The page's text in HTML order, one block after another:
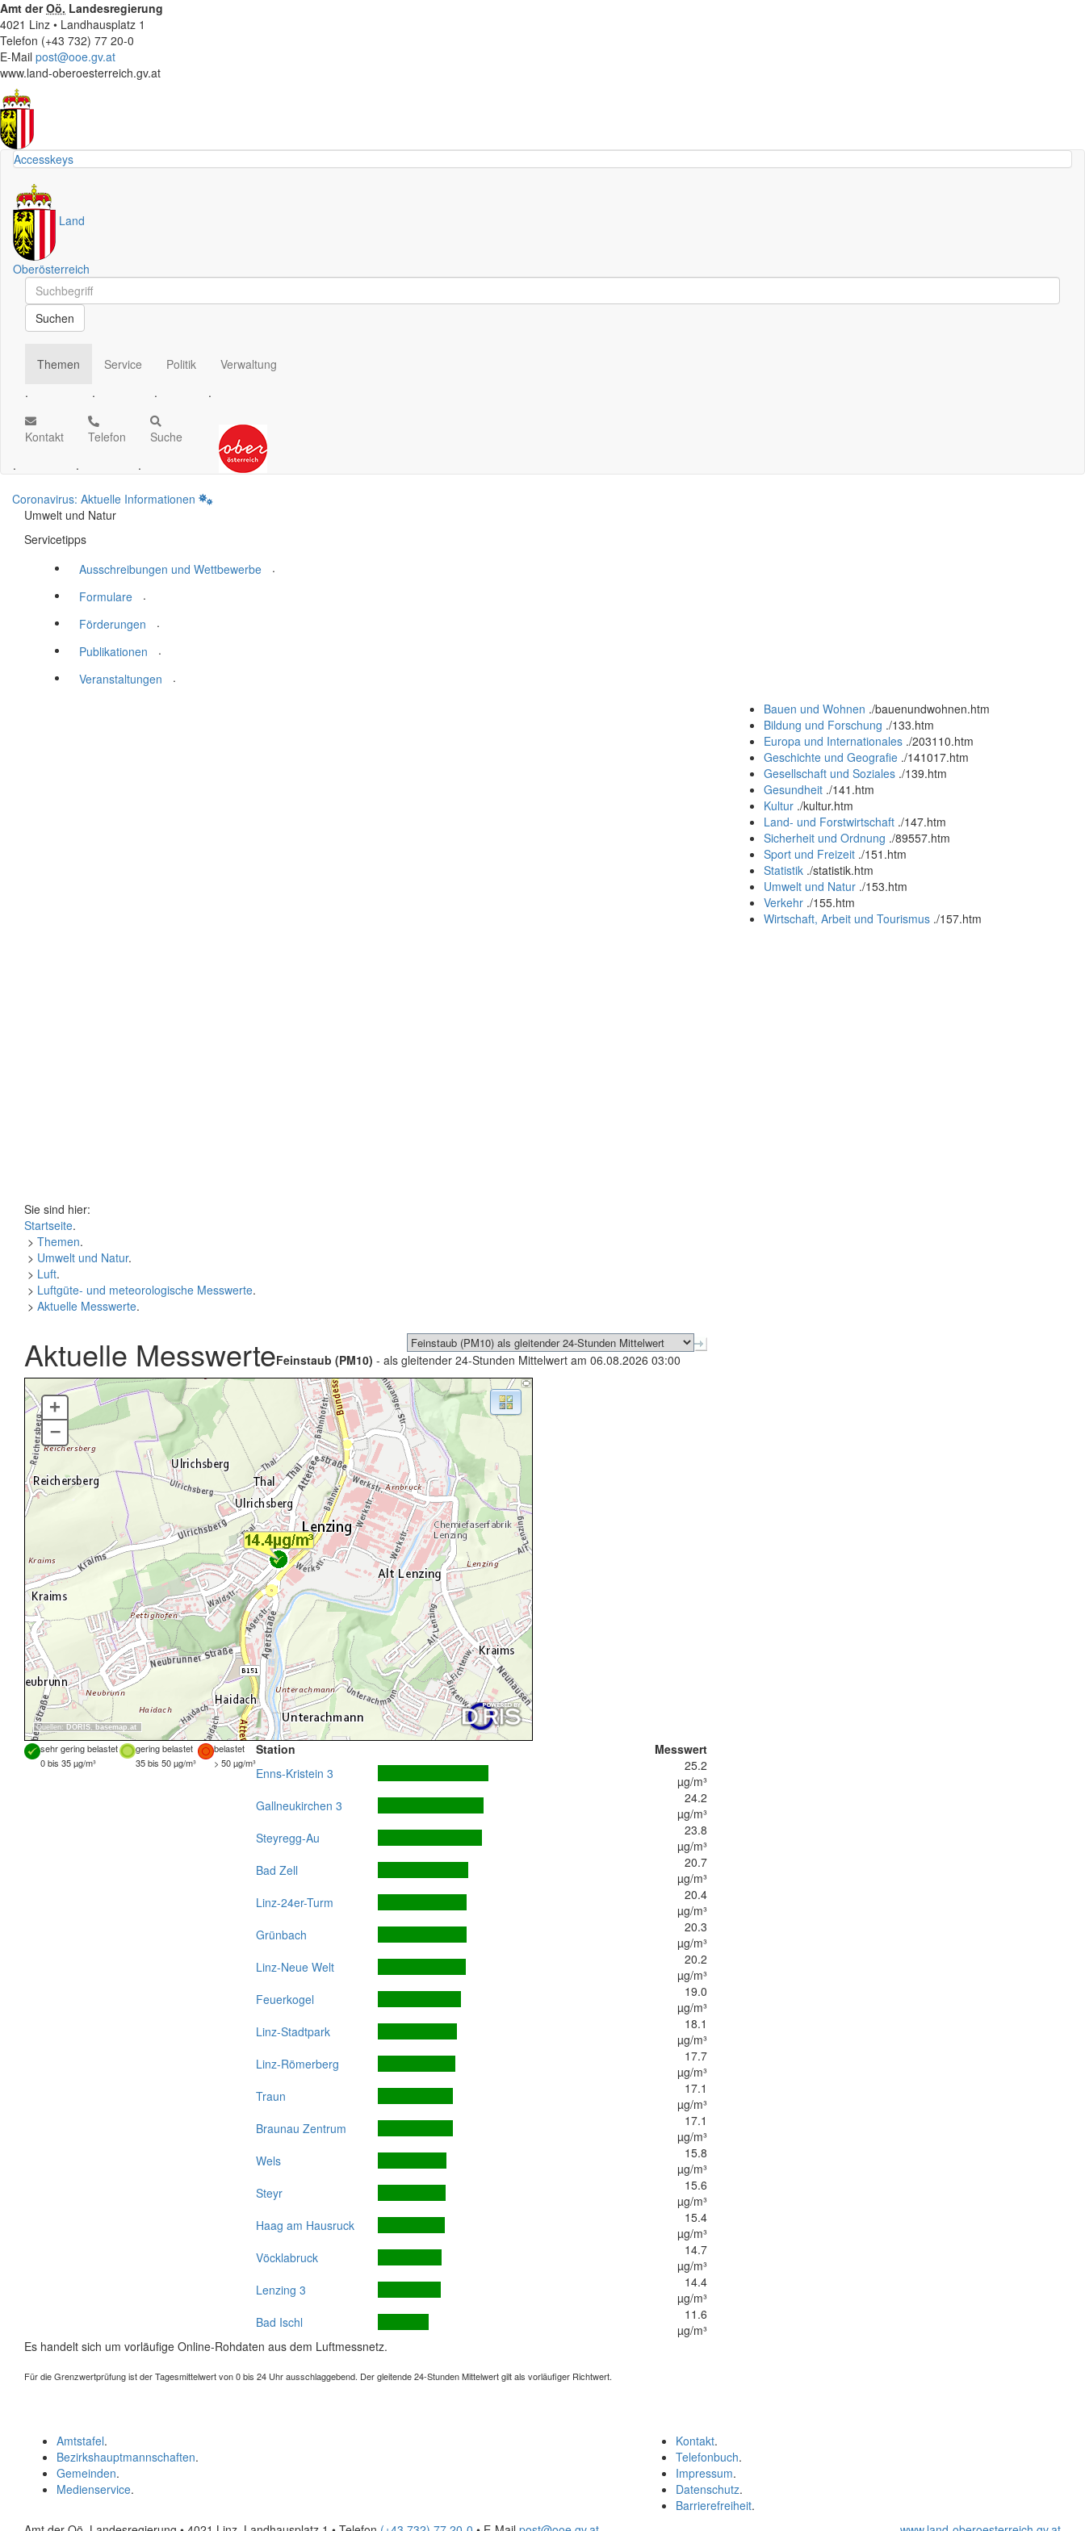
Amt derOö. Landesregierung
4021 Linz • Landhausplatz 1
Telefon (+43 732) 77 20-0
E-Mail post@ooe.gv.at
www.land-oberoesterreich.gv.at
Accesskeys
Land
Oberösterreich
Schnellsuche
Schnellsuche
Suchen
Themen
.
Service
.
Politik
.
Verwaltung
.
Kontakt
.
Telefon
.
Suche
.
Coronavirus: Aktuelle Informationen
Umwelt und Natur
Servicetipps
Ausschreibungen und Wettbewerbe
.
Formulare
.
Förderungen
.
Publikationen
.
Veranstaltungen
.
Bauen und Wohnen ./bauenundwohnen.htm
Bildung und Forschung ./133.htm
Europa und Internationales ./203110.htm
Geschichte und Geografie ./141017.htm
Gesellschaft und Soziales ./139.htm
Gesundheit ./141.htm
Kultur ./kultur.htm
Land- und Forstwirtschaft ./147.htm
Sicherheit und Ordnung ./89557.htm
Sport und Freizeit ./151.htm
Statistik ./statistik.htm
Umwelt und Natur ./153.htm
Verkehr ./155.htm
Wirtschaft, Arbeit und Tourismus ./157.htm
Sie sind hier:
Startseite.
> Themen.
> Umwelt und Natur.
> Luft.
> Luftgüte- und meteorologische Messwerte.
> Aktuelle Messwerte.
Aktuelle MesswerteFeinstaub (PM10) - als gleitender 24-Stunden Mittelwert am 06.08.2026 03:00
Quellen: DORIS, basemap.at
+
–
sehr gering belastet gering belastet
belastet
0 bis 35 µg/m³
35 bis 50 µg/m³ > 50 µg/m³
Station
Messwert
Enns-Kristein 3
25.2
µg/m³
Gallneukirchen 3
24.2
µg/m³
Steyregg-Au
23.8
µg/m³
Bad Zell
20.7
µg/m³
Linz-24er-Turm
20.4
µg/m³
Grünbach
20.3
µg/m³
Linz-Neue Welt
20.2
µg/m³
Feuerkogel
19.0
µg/m³
Linz-Stadtpark
18.1
µg/m³
Linz-Römerberg
17.7
µg/m³
Traun
17.1
µg/m³
Braunau Zentrum
17.1
µg/m³
Wels
15.8
µg/m³
Steyr
15.6
µg/m³
Haag am Hausruck
15.4
µg/m³
Vöcklabruck
14.7
µg/m³
Lenzing 3
14.4
µg/m³
Bad Ischl
11.6
µg/m³
Es handelt sich um vorläufige Online-Rohdaten aus dem Luftmessnetz.
Für die Grenzwertprüfung ist der Tagesmittelwert von 0 bis 24 Uhr ausschlaggebend. Der gleitende 24-Stunden Mittelwert gilt als vorläufiger Richtwert.
Kontakt.
Telefonbuch.
Impressum.
Datenschutz.
Barrierefreiheit.
Amtstafel.
Bezirkshauptmannschaften.
Gemeinden.
Medienservice.